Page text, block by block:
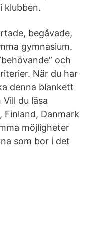
klubben.
begåvade,
gymnasium.
och
När du har
denna blankett
du läsa
Finland, Danmark
möjligheter
som bor i det